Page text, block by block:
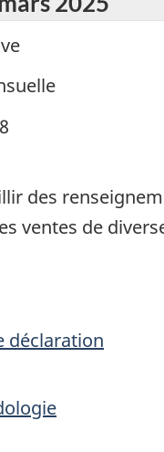
des
ventes de
déclaration